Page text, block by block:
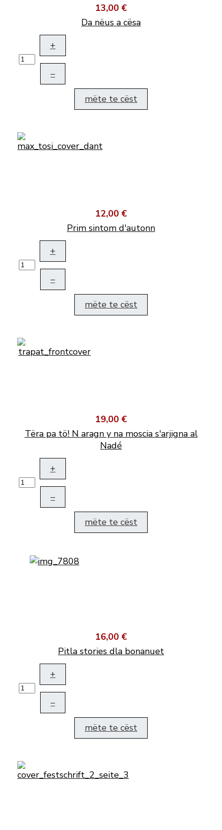
13,00 €
Da nëus a cësa
+
–
mëte te cëst
12,00 €
Prim sintom d'autonn
+
–
mëte te cëst
19,00 €
Tëra pa tö! N aragn y na moscia s'arjigna al
Nadé
+
–
mëte te cëst
16,00 €
Pitla stories dla bonanuet
+
–
mëte te cëst